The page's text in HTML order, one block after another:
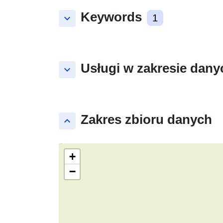
keyboard_arrow_down Keywords 1
keyboard_arrow_down Usługi w zakresie
keyboard_arrow_up Zakres zbioru danych
+
−